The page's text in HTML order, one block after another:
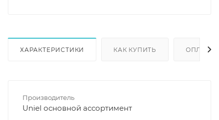
ХАРАКТЕРИСТИКИ КАК КУПИТЬ ОПЛАТА
Производитель
Uniel основной ассортимент